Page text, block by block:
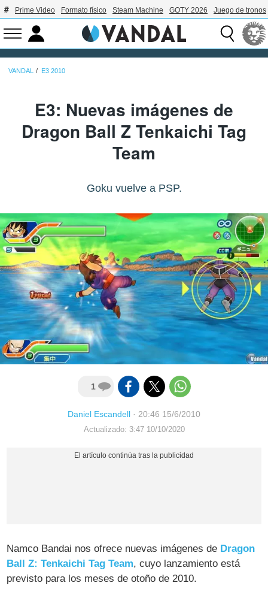
Prime Video Formato físico Steam Machine GOTY 2026 Juego de tronos
VANDAL E3 2010
E3: Nuevas imágenes de
Dragon Ball Z Tenkaichi Tag
Team
Goku vuelve a PSP.
1
Daniel Escandell · 20:46 15/6/2010
Actualizado: 3:47 10/10/2020
Namco Bandai nos ofrece nuevas imágenes de Dragon
Ball Z: Tenkaichi Tag Team, cuyo lanzamiento está
previsto para los meses de otoño de 2010.